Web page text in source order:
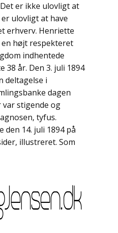
er ikke ulovligt at
ulovligt at have
erhverv. Henriette
en højt respekteret
indhentede
38 år. Den 3. juli 1894
deltagelse i
dagen
var stigende og
tyfus.
den 14. juli 1894 på
illustreret. Som